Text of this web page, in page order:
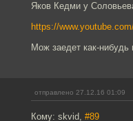
Яков Кедми у
https://
Мож заедет как-
отправлено 27.12.16 01:09
Кому: skvid, #89